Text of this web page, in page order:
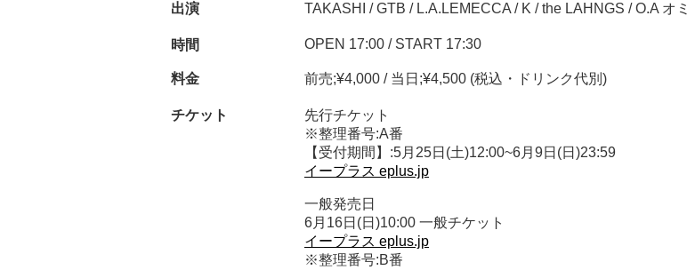
出演 TAKASHI /‪ GTB / L.A.LEMECCA / K / the LAHNGS / O.A オミ
時間 ‪OPEN 17:00 / START 17:30‬
料金 ‪前売;¥4,000 / 当日;¥4,500 (税込・ドリンク代別)‬ ‬
チケット
先行チケット‬
‪※整理番号:A番 ‬
‪【受付期間】:5月25日(土)12:00~6月9日(日)23:59‬
‪イープラス eplus.jp
‪一般発売日‬
‪6月16日(日)10:00‬ ‪一般チケット‬
‪イープラス eplus.jp
※整理番号:B番‬